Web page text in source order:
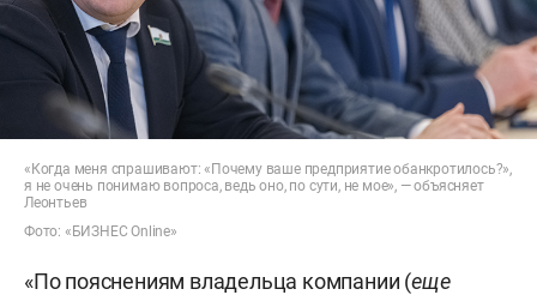
«Когда меня спрашивают: «Почему ваше предприятие обанкротилось?»,
я не очень понимаю вопроса, ведь оно, по сути, не мое», — объясняет
Леонтьев
Фото: «БИЗНЕС Online»
«По пояснениям владельца компании (еще